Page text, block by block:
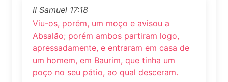
II Samuel 17:18
Viu-os, porém, um moço e avisou a
Absalão; porém ambos partiram logo,
apressadamente, e entraram em casa de
um homem, em Baurim, que tinha um
poço no seu pátio, ao qual desceram.